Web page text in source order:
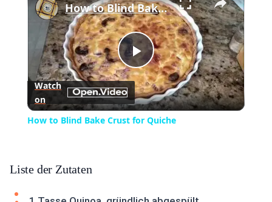
Play
Video
How to Blind Bake Crust for Quiche
Watch
on
How to Blind Bake Crust for Quiche
Liste der Zutaten